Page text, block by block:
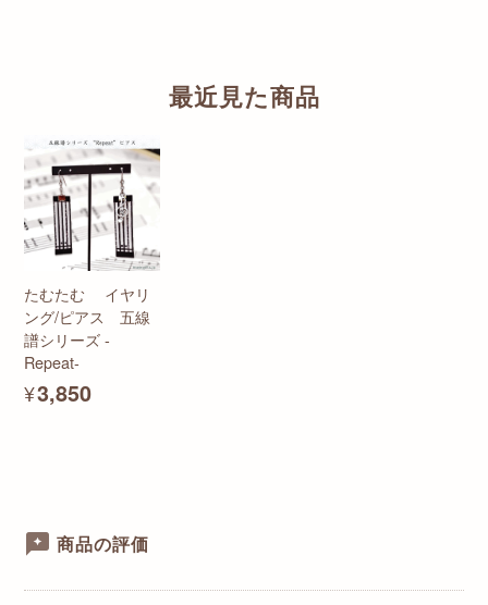
最近見た商品
たむたむ イヤリ
ング/ピアス 五線
譜シリーズ -
Repeat-
¥3,850
商品の評価